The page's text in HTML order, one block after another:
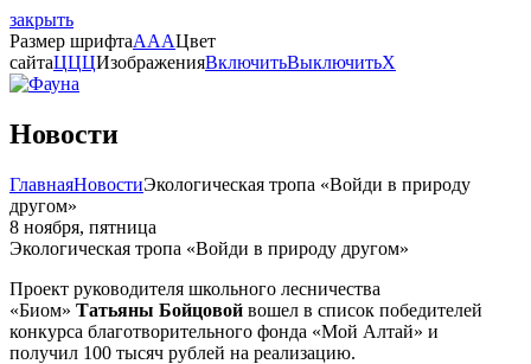
закрыть
Размер шрифтаAAAЦвет
сайтаЦЦЦИзображенияВключитьВыключитьX
Новости
ГлавнаяНовостиЭкологическая тропа «Войди в природу
другом»
8 ноября, пятница
Экологическая тропа «Войди в природу другом»
Проект руководителя школьного лесничества
«Биом» Татьяны Бойцовой вошел в список победителей
конкурса благотворительного фонда «Мой Алтай» и
получил 100 тысяч рублей на реализацию.